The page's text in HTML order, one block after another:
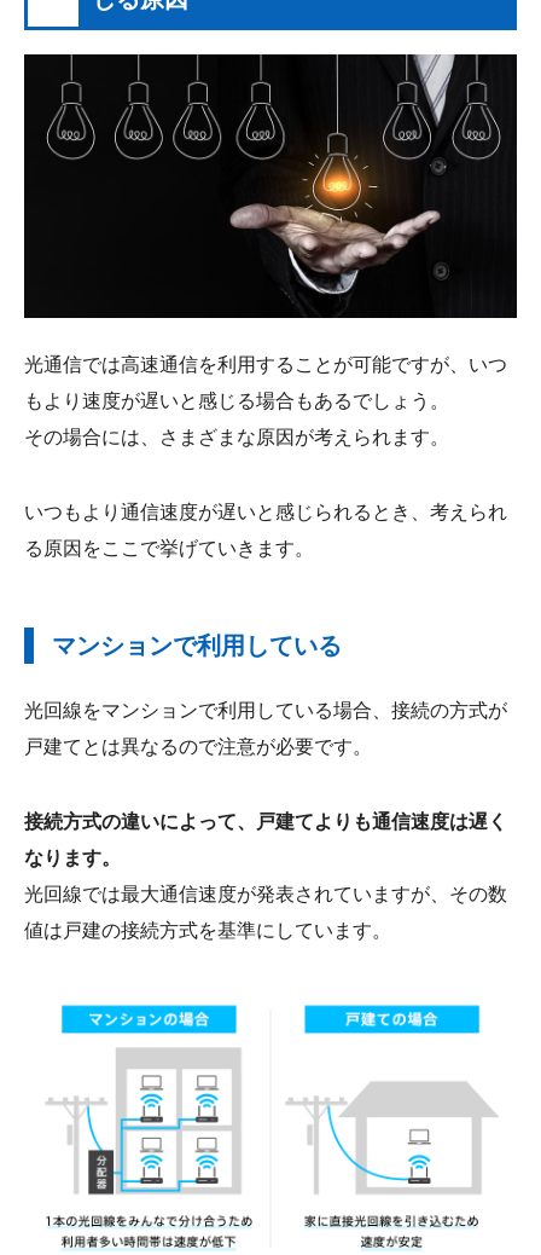
光通信では高速通信を利用することが可能ですが、いつ
もより速度が遅いと感じる場合もあるでしょう。
その場合には、さまざまな原因が考えられます。
いつもより通信速度が遅いと感じられるとき、考えられ
る原因をここで挙げていきます。
マンションで利用している
光回線をマンションで利用している場合、接続の方式が
戸建てとは異なるので注意が必要です。
接続方式の違いによって、戸建てよりも通信速度は遅く
なります。
光回線では最大通信速度が発表されていますが、その数
値は戸建の接続方式を基準にしています。